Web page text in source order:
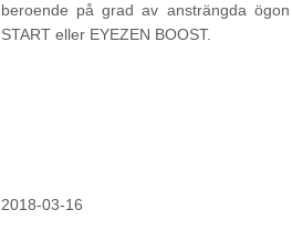
beroende på grad av ansträngda
START eller EYEZEN BOOST.
2018-03-16